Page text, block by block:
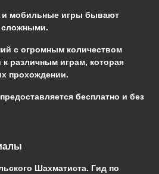
и мобильные игры бывают
сложными.
с огромным количеством
различным играм, которая
прохождении.
бесплатно и без
Шахматиста. Гид по